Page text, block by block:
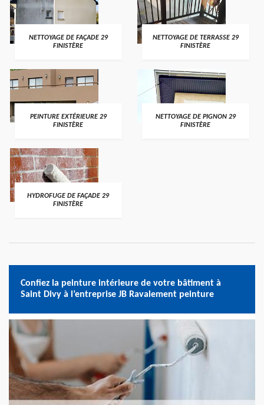
NETTOYAGE DE FAÇADE 29
FINISTÈRE
NETTOYAGE DE TERRASSE 29
FINISTÈRE
PEINTURE EXTÉRIEURE 29
FINISTÈRE
NETTOYAGE DE PIGNON 29
FINISTÈRE
HYDROFUGE DE FAÇADE 29
FINISTÈRE
Confiez la peinture intérieure de votre bâtiment à
Saint Divy à l’entreprise JB Ravalement peinture